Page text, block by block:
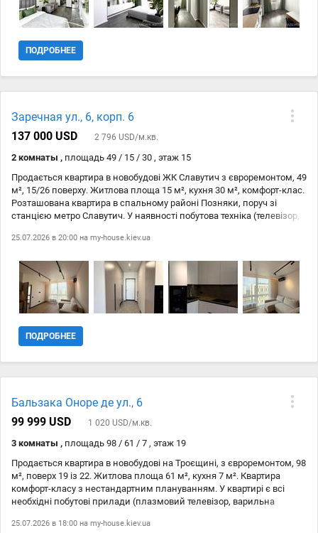
укриття для безпеки мешканців. Не втрачайте можливість
придбати цю затишну квартиру в новому будинку! Телефонуйте!
ПОДРОБНЕЕ
Заречная ул., 6, корп. 6
137 000 USD
2 796 USD/м.кв.
2 комнаты , площадь 49 / 15 / 30 , этаж 15
Продається квартира в новобудові ЖК Славутич з євроремонтом, 49
м², 15/26 поверху. Житлова площа 15 м², кухня 30 м², комфорт-клас.
Розташована квартира в спальному районі Позняки, поруч зі
станцією метро Славутич. У наявності побутова техніка (телевізор,
холодильник та ін.), меблі та Wi-Fi. Безпека житлового комплексу
варіант для комфортного життя в Києві. Чекаємо на ваш дзвінок!
25.07.2026 в 20:00 на my-house.kiev.ua
ПОДРОБНЕЕ
Бальзака Оноре де ул., 6
99 999 USD
1 020 USD/м.кв.
3 комнаты , площадь 98 / 61 / 7 , этаж 19
Продається квартира в новобудові на Троєщині, з євроремонтом, 98
м², поверх 19 із 22. Житлова площа 61 м², кухня 7 м². Квартира
комфорт-класу з нестандартним плануванням. У квартирі є всі
необхідні побутові прилади (плазмовий телевізор, варильна
ін.). Також є меблі та Wi-Fi. Безпека житлового комплексу
25.07.2026 в 18:00 на my-house.kiev.ua